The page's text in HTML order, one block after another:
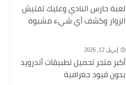
لعبة حارس النادي وعليك تفتيش
الزوار وكشف أي شيء مشبوه
إبريل 12, 2026
أكبر متجر تحميل تطبيقات أندرويد
بدون قيود جغرافية